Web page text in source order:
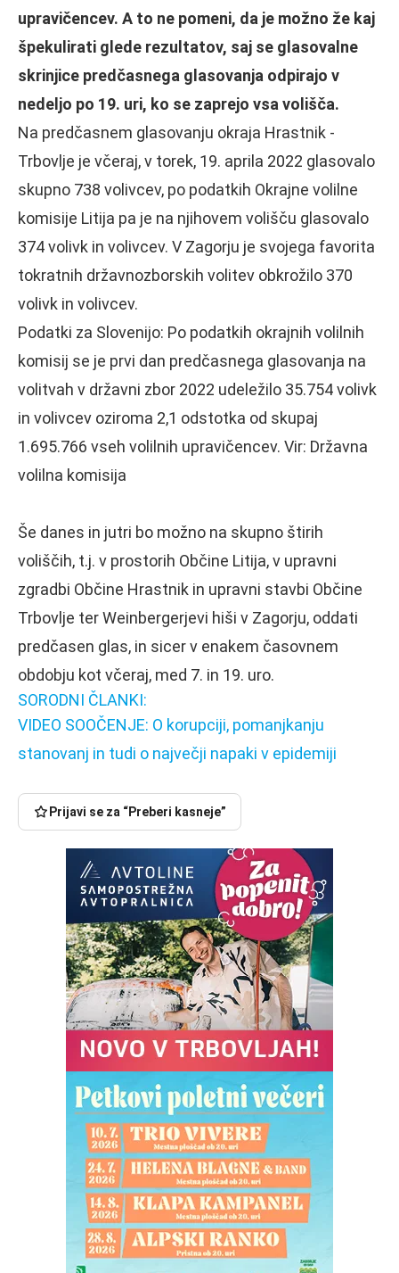
upravičencev. A to ne pomeni, da je možno že kaj
špekulirati glede rezultatov, saj se glasovalne
skrinjice predčasnega glasovanja odpirajo v
nedeljo po 19. uri, ko se zaprejo vsa volišča.
Na predčasnem glasovanju okraja Hrastnik -
Trbovlje je včeraj, v torek, 19. aprila 2022 glasovalo
skupno 738 volivcev, po podatkih Okrajne volilne
komisije Litija pa je na njihovem volišču glasovalo
374 volivk in volivcev. V Zagorju je svojega favorita
tokratnih državnozborskih volitev obkrožilo 370
volivk in volivcev.
Podatki za Slovenijo: Po podatkih okrajnih volilnih
komisij se je prvi dan predčasnega glasovanja na
volitvah v državni zbor 2022 udeležilo 35.754 volivk
in volivcev oziroma 2,1 odstotka od skupaj
1.695.766 vseh volilnih upravičencev. Vir: Državna
volilna komisija
Še danes in jutri bo možno na skupno štirih
voliščih, t.j. v prostorih Občine Litija, v upravni
zgradbi Občine Hrastnik in upravni stavbi Občine
Trbovlje ter Weinbergerjevi hiši v Zagorju, oddati
predčasen glas, in sicer v enakem časovnem
obdobju kot včeraj, med 7. in 19. uro.
SORODNI ČLANKI:
VIDEO SOOČENJE: O korupciji, pomanjkanju
stanovanj in tudi o največji napaki v epidemiji
Prijavi se za “Preberi kasneje”